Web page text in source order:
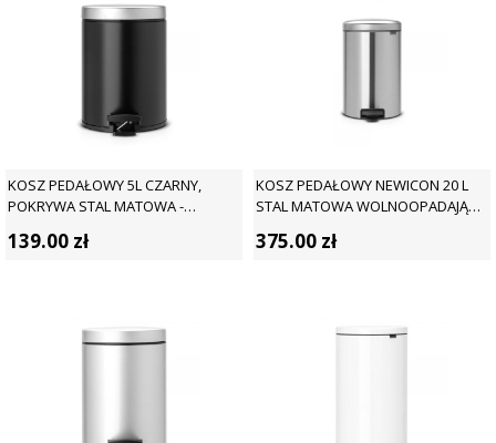
KOSZ PEDAŁOWY 5L CZARNY,
POKRYWA STAL MATOWA -
139.00 zł
KOSZ PEDAŁOWY NEWICON 20 L
STAL MATOWA WOLNOOPADAJĄCA
375.00 zł